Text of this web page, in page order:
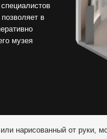
в
музея
нарисованный от руки,